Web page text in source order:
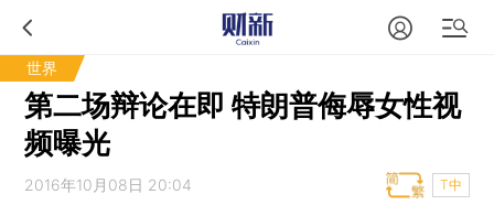
世界
第二场辩论在即 特朗普侮辱女性视
频曝光
2016年10月08日 20:04 T中